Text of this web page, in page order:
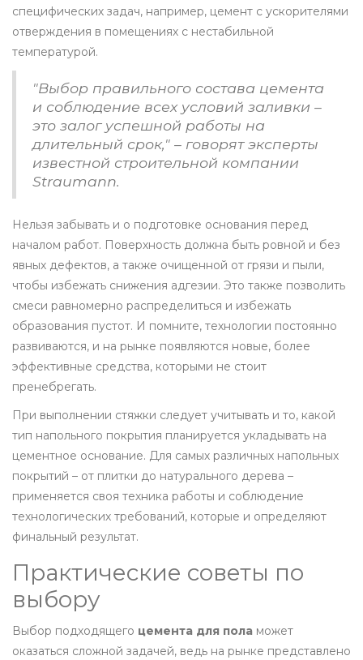
специфических задач, например, цемент с ускорителями
отверждения в помещениях с нестабильной
температурой.
"Выбор правильного состава цемента
и соблюдение всех условий заливки –
это залог успешной работы на
длительный срок," – говорят эксперты
известной строительной компании
Straumann.
Нельзя забывать и о подготовке основания перед
началом работ. Поверхность должна быть ровной и без
явных дефектов, а также очищенной от грязи и пыли,
чтобы избежать снижения адгезии. Это также позволить
смеси равномерно распределиться и избежать
образования пустот. И помните, технологии постоянно
развиваются, и на рынке появляются новые, более
эффективные средства, которыми не стоит
пренебрегать.
При выполнении стяжки следует учитывать и то, какой
тип напольного покрытия планируется укладывать на
цементное основание. Для самых различных напольных
покрытий – от плитки до натурального дерева –
применяется своя техника работы и соблюдение
технологических требований, которые и определяют
финальный результат.
Практические советы по
выбору
Выбор подходящего цемента для пола может
оказаться сложной задачей, ведь на рынке представлено